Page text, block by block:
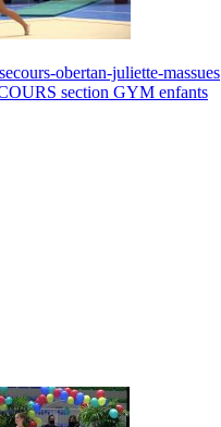
obertan-juliette-massues
section GYM enfants